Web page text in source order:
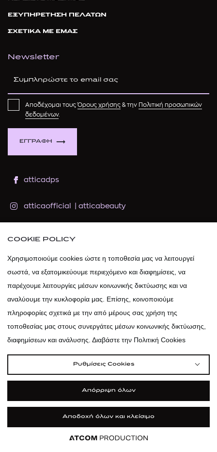
ΕΞΥΠΗΡΕΤΗΣΗ ΠΕΛΑΤΩΝ
ΣΧΕΤΙΚΑ ΜΕ ΕΜΑΣ
Newsletter
ΕΓΓΡΑΦΗ
Αποδέχομαι τουςΌρους χρήσης & την Πολιτική προσωπικών
δεδομένων.
atticadps
atticaofficial atticabeauty
atticadps
COOKIE POLICY
Χρησιμοποιούμε cookies ώστε η τοποθεσία μας να λειτουργεί
σωστά, να εξατομικεύουμε περιεχόμενο και διαφημίσεις, να
παρέχουμε λειτουργίες μέσων κοινωνικής δικτύωσης και να
αναλύουμε την κυκλοφορία μας. Επίσης, κοινοποιούμε
πληροφορίες σχετικά με την από μέρους σας χρήση της
τοποθεσίας μας στους συνεργάτες μέσων κοινωνικής δικτύωσης,
διαφημίσεων και ανάλυσης. Διαβάστε την Πολιτική Cookies
Ρυθμίσεις Cookies
Απόρριψη όλων
Αποδοχή όλων και κλείσιμο